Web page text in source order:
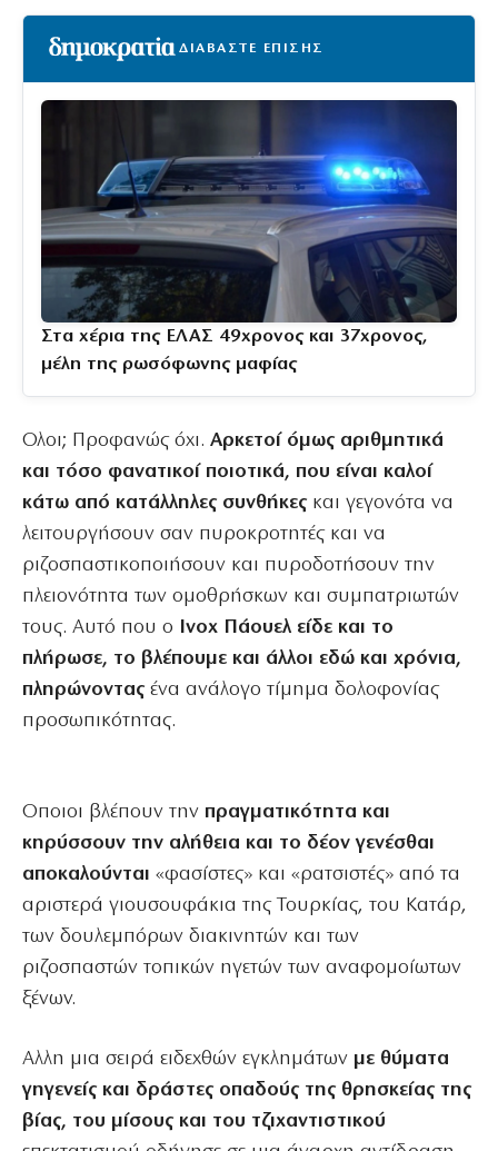
ΔΙΑΒΑΣΤΕ ΕΠΙΣΗΣ
Στα χέρια της ΕΛΑΣ 49χρονος και 37χρονος,
μέλη της ρωσόφωνης μαφίας
Ολοι; Προφανώς όχι. Αρκετοί όμως αριθμητικά
και τόσο φανατικοί ποιοτικά, που είναι καλοί
κάτω από κατάλληλες συνθήκες και γεγονότα να
λειτουργήσουν σαν πυροκροτητές και να
ριζοσπαστικοποιήσουν και πυροδοτήσουν την
πλειονότητα των ομοθρήσκων και συμπατριωτών
τους. Αυτό που ο Ινοχ Πάουελ είδε και το
πλήρωσε, το βλέπουμε και άλλοι εδώ και χρόνια,
πληρώνοντας ένα ανάλογο τίμημα δολοφονίας
προσωπικότητας.
Οποιοι βλέπουν την πραγματικότητα και
κηρύσσουν την αλήθεια και το δέον γενέσθαι
αποκαλούνται «φασίστες» και «ρατσιστές» από τα
αριστερά γιουσουφάκια της Τουρκίας, του Κατάρ,
των δουλεμπόρων διακινητών και των
ριζοσπαστών τοπικών ηγετών των αναφομοίωτων
ξένων.
Αλλη μια σειρά ειδεχθών εγκλημάτων με θύματα
γηγενείς και δράστες οπαδούς της θρησκείας της
βίας, του μίσους και του τζιχαντιστικού